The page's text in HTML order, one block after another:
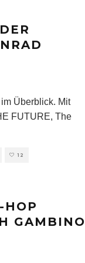
Überblick. Mit
FUTURE, The
12
HOP
GAMBINO